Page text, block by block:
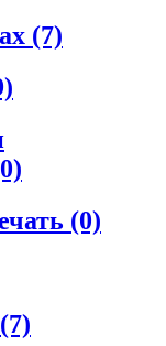
(7)
(0)
(7)